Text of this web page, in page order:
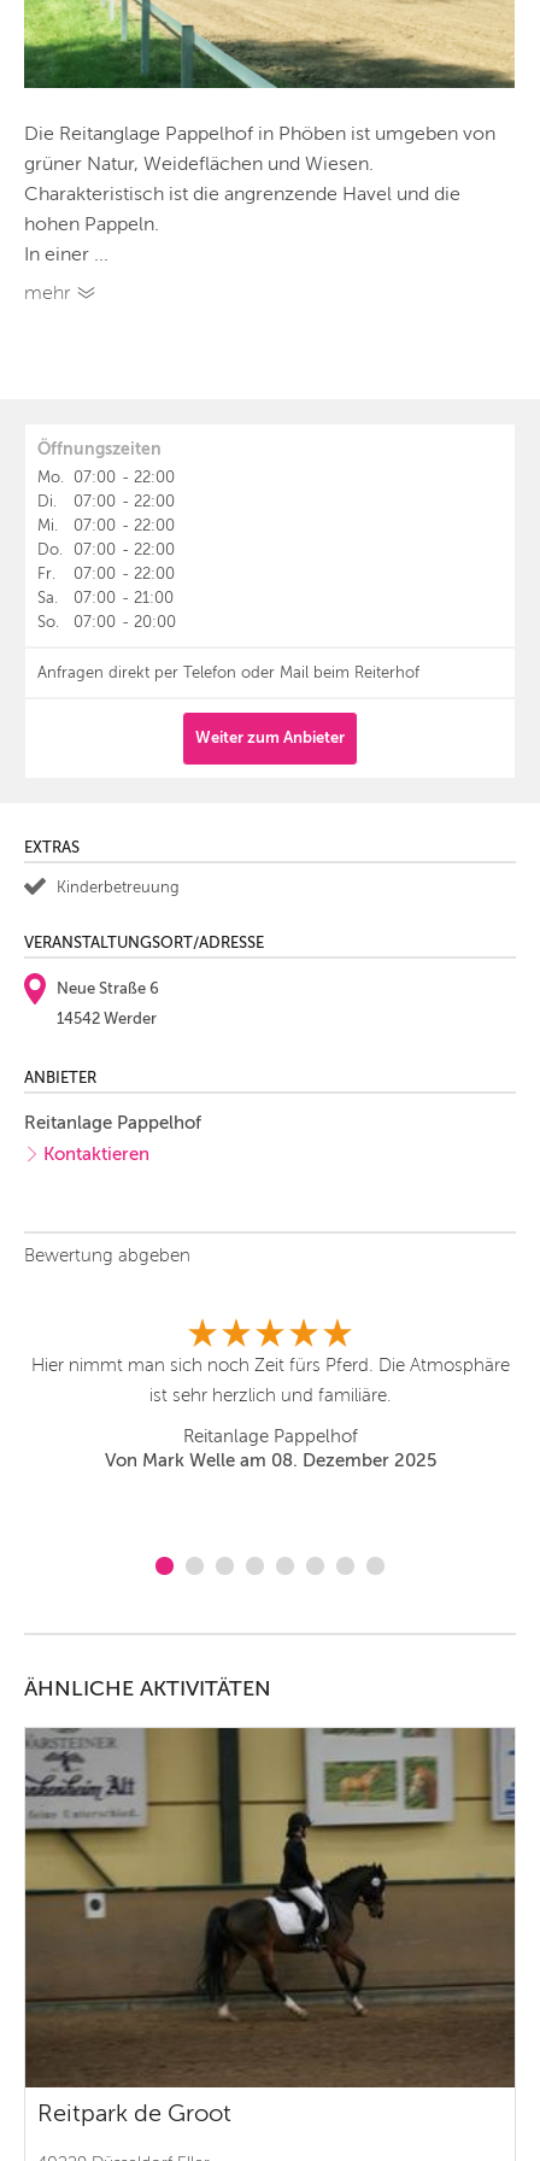
Die Reitanglage Pappelhof in Phöben ist umgeben von
grüner Natur, Weideflächen und Wiesen.
Charakteristisch ist die angrenzende Havel und die
hohen Pappeln.
In einer ...
mehr
Öffnungszeiten
Mo. 07:00 - 22:00
Di.
07:00 - 22:00
Mi.
07:00 - 22:00
Do.
07:00 - 22:00
Fr.
07:00 - 22:00
Sa.
07:00 - 21:00
So.
07:00 - 20:00
Anfragen direkt per Telefon oder Mail beim Reiterhof
Weiter zum Anbieter
EXTRAS
Kinderbetreuung
VERANSTALTUNGSORT/ADRESSE
Neue Straße 6
14542 Werder
ANBIETER
Reitanlage Pappelhof
Kontaktieren
Bewertung abgeben
Hier nimmt man sich noch Zeit fürs Pferd. Die Atmosphäre
ist sehr herzlich und familiäre.
Reitanlage Pappelhof
Von Mark Welle am 08. Dezember 2025
ÄHNLICHE AKTIVITÄTEN
Reitpark de Groot